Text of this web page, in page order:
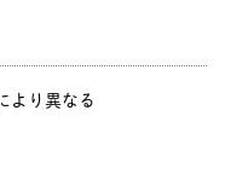
より異なる